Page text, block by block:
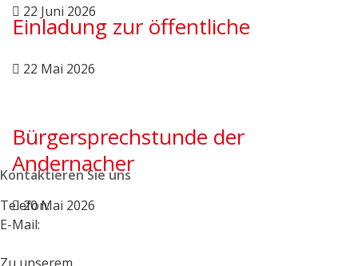
22 Juni 2026
Einladung zur öffentliche
22 Mai 2026
Bürgersprechstunde der
Andernacher
20 Mai 2026
Kontaktieren Sie uns
Telefon:+49 2632 495146
E-Mail: